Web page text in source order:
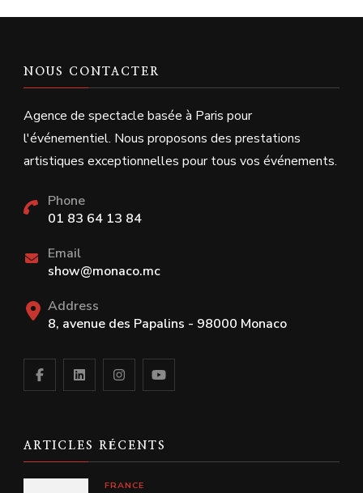
NOUS CONTACTER
Agence de spectacle basée à Paris pour
l'événementiel. Nous proposons des prestations
artistiques exceptionnelles pour tous vos événements.
Phone
01 83 64 13 84
Email
show@monaco.mc
Address
8, avenue des Papalins - 98000 Monaco
ARTICLES RÉCENTS
FRANCE